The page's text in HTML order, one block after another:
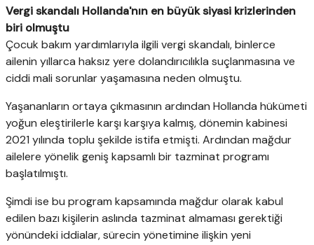
Vergi skandalı Hollanda'nın en büyük siyasi krizlerinden
biri olmuştu
Çocuk bakım yardımlarıyla ilgili vergi skandalı, binlerce
ailenin yıllarca haksız yere dolandırıcılıkla suçlanmasına ve
ciddi mali sorunlar yaşamasına neden olmuştu.
Yaşananların ortaya çıkmasının ardından Hollanda hükümeti
yoğun eleştirilerle karşı karşıya kalmış, dönemin kabinesi
2021 yılında toplu şekilde istifa etmişti. Ardından mağdur
ailelere yönelik geniş kapsamlı bir tazminat programı
başlatılmıştı.
Şimdi ise bu program kapsamında mağdur olarak kabul
edilen bazı kişilerin aslında tazminat almaması gerektiği
yönündeki iddialar, sürecin yönetimine ilişkin yeni